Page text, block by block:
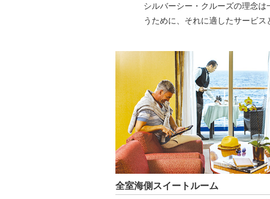
シルバーシー・クルーズの理念
うために、それに適したサービス
全室海側スイートルーム